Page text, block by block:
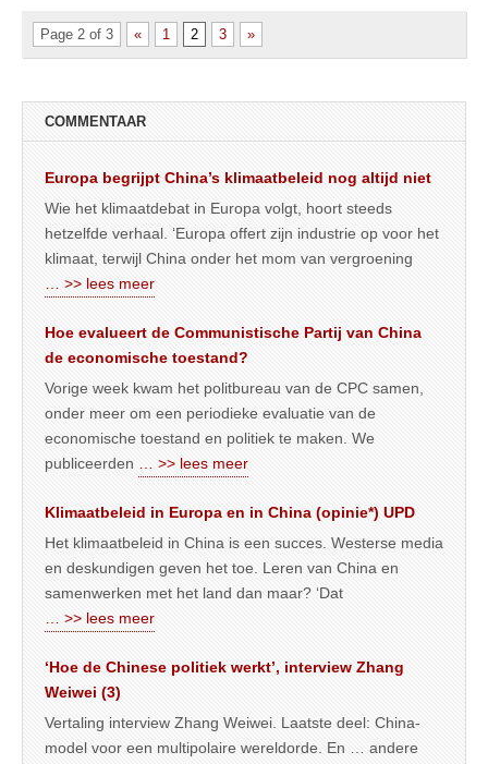
Page 2 of 3 « 1 2 3 »
COMMENTAAR
Europa begrijpt China’s klimaatbeleid nog altijd niet
Wie het klimaatdebat in Europa volgt, hoort steeds
hetzelfde verhaal. ‘Europa offert zijn industrie op voor het
klimaat, terwijl China onder het mom van vergroening
… >> lees meer
Hoe evalueert de Communistische Partij van China
de economische toestand?
Vorige week kwam het politbureau van de CPC samen,
onder meer om een periodieke evaluatie van de
economische toestand en politiek te maken. We
publiceerden
… >> lees meer
Klimaatbeleid in Europa en in China (opinie*) UPD
Het klimaatbeleid in China is een succes. Westerse media
en deskundigen geven het toe. Leren van China en
samenwerken met het land dan maar? ‘Dat
… >> lees meer
‘Hoe de Chinese politiek werkt’, interview Zhang
Weiwei (3)
Vertaling interview Zhang Weiwei. Laatste deel: China-
model voor een multipolaire wereldorde. En … andere